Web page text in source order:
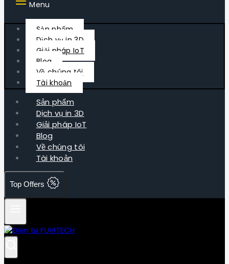
Menu
Sản phẩm
Dịch vụ in 3D
Giải pháp IoT
Blog
Về chúng tôi
Tài khoản
Sản phẩm
Dịch vụ in 3D
Giải pháp IoT
Blog
Về chúng tôi
Tài khoản
Top Offers